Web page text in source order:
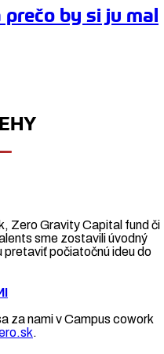
by si ju mal
Zero Gravity Capital fund či
sme zostavili úvodný
počiatočnú ideu do
za nami v Campus cowork
.